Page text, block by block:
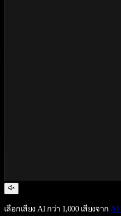
เลือกเสียง AI กว่า 1,000 เสียงจาก AI